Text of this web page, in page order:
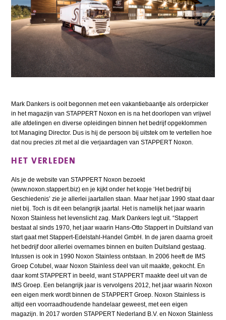
Mark Dankers is ooit begonnen met een vakantiebaantje als orderpicker
in het magazijn van STAPPERT Noxon en is na het doorlopen van vrijwel
alle afdelingen en diverse opleidingen binnen het bedrijf opgeklommen
tot Managing Director. Dus is hij de persoon bij uitstek om te vertellen hoe
dat nou precies zit met al die verjaardagen van STAPPERT Noxon.
HET VERLEDEN
Als je de website van STAPPERT Noxon bezoekt
(www.noxon.stappert.biz) en je kijkt onder het kopje ‘Het bedrijf bij
Geschiedenis’ zie je allerlei jaartallen staan. Maar het jaar 1990 staat daar
niet bij. Toch is dit een belangrijk jaartal. Het is namelijk het jaar waarin
Noxon Stainless het levenslicht zag. Mark Dankers legt uit. “Stappert
bestaat al sinds 1970, het jaar waarin Hans-Otto Stappert in Duitsland van
start gaat met Stappert-Edelstahl-Handel GmbH. In de jaren daarna groeit
het bedrijf door allerlei overnames binnen en buiten Duitsland gestaag.
Intussen is ook in 1990 Noxon Stainless ontstaan. In 2006 heeft de IMS
Groep Cotubel, waar Noxon Stainless deel van uit maakte, gekocht. En
daar komt STAPPERT in beeld, want STAPPERT maakte deel uit van de
IMS Groep. Een belangrijk jaar is vervolgens 2012, het jaar waarin Noxon
een eigen merk wordt binnen de STAPPERT Groep. Noxon Stainless is
altijd een voorraadhoudende handelaar geweest, met een eigen
magazijn. In 2017 worden STAPPERT Nederland B.V. en Noxon Stainless